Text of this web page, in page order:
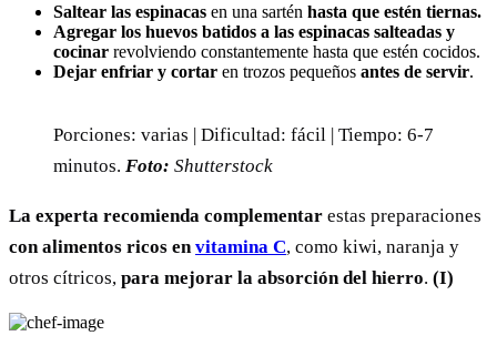
Saltear las espinacas en una sartén hasta que estén tiernas.
Agregar los huevos batidos a las espinacas salteadas y
cocinar revolviendo constantemente hasta que estén cocidos.
Dejar enfriar y cortar en trozos pequeños antes de servir.
Porciones: varias | Dificultad: fácil | Tiempo: 6-7
minutos. Foto: Shutterstock
La experta recomienda complementar estas preparaciones
con alimentos ricos envitamina C, como kiwi, naranja y
otros cítricos, para mejorar la absorción del hierro. (I)